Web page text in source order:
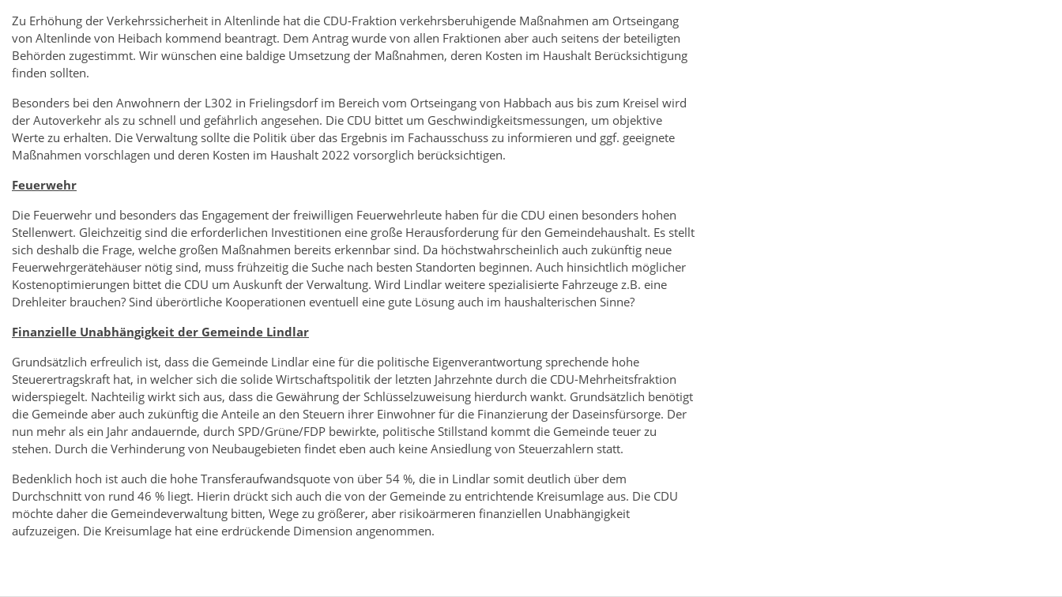
Zu Erhöhung der Verkehrssicherheit in Altenlinde hat die CDU-Fraktion verkehrsberuhigende Maßnahmen am Ortseingang
von Altenlinde von Heibach kommend beantragt. Dem Antrag wurde von allen Fraktionen aber auch seitens der beteiligten
Behörden zugestimmt. Wir wünschen eine baldige Umsetzung der Maßnahmen, deren Kosten im Haushalt Berücksichtigung
finden sollten.
Besonders bei den Anwohnern der L302 in Frielingsdorf im Bereich vom Ortseingang von Habbach aus bis zum Kreisel wird
der Autoverkehr als zu schnell und gefährlich angesehen. Die CDU bittet um Geschwindigkeitsmessungen, um objektive
Werte zu erhalten. Die Verwaltung sollte die Politik über das Ergebnis im Fachausschuss zu informieren und ggf. geeignete
Maßnahmen vorschlagen und deren Kosten im Haushalt 2022 vorsorglich berücksichtigen.
Feuerwehr
Die Feuerwehr und besonders das Engagement der freiwilligen Feuerwehrleute haben für die CDU einen besonders hohen
Stellenwert. Gleichzeitig sind die erforderlichen Investitionen eine große Herausforderung für den Gemeindehaushalt. Es stellt
sich deshalb die Frage, welche großen Maßnahmen bereits erkennbar sind. Da höchstwahrscheinlich auch zukünftig neue
Feuerwehrgerätehäuser nötig sind, muss frühzeitig die Suche nach besten Standorten beginnen. Auch hinsichtlich möglicher
Kostenoptimierungen bittet die CDU um Auskunft der Verwaltung. Wird Lindlar weitere spezialisierte Fahrzeuge z.B. eine
Drehleiter brauchen? Sind überörtliche Kooperationen eventuell eine gute Lösung auch im haushalterischen Sinne?
Finanzielle Unabhängigkeit der Gemeinde Lindlar
Grundsätzlich erfreulich ist, dass die Gemeinde Lindlar eine für die politische Eigenverantwortung sprechende hohe
Steuerertragskraft hat, in welcher sich die solide Wirtschaftspolitik der letzten Jahrzehnte durch die CDU-Mehrheitsfraktion
widerspiegelt. Nachteilig wirkt sich aus, dass die Gewährung der Schlüsselzuweisung hierdurch wankt. Grundsätzlich benötigt
die Gemeinde aber auch zukünftig die Anteile an den Steuern ihrer Einwohner für die Finanzierung der Daseinsfürsorge. Der
nun mehr als ein Jahr andauernde, durch SPD/Grüne/FDP bewirkte, politische Stillstand kommt die Gemeinde teuer zu
stehen. Durch die Verhinderung von Neubaugebieten findet eben auch keine Ansiedlung von Steuerzahlern statt.
Bedenklich hoch ist auch die hohe Transferaufwandsquote von über 54 %, die in Lindlar somit deutlich über dem
Durchschnitt von rund 46 % liegt. Hierin drückt sich auch die von der Gemeinde zu entrichtende Kreisumlage aus. Die CDU
möchte daher die Gemeindeverwaltung bitten, Wege zu größerer, aber risikoärmeren finanziellen Unabhängigkeit
aufzuzeigen. Die Kreisumlage hat eine erdrückende Dimension angenommen.